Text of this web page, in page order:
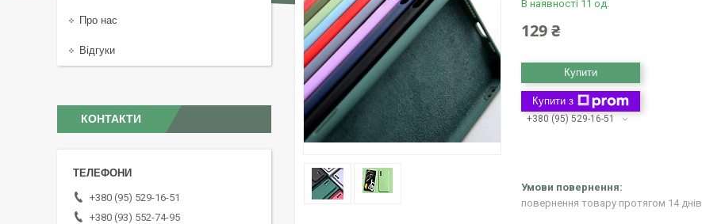
В наявності 11 од.
129 ₴
Купити
Купити з
+380 (95) 529-16-51
повернення товару протягом 14 днів
Про нас
Відгуки
КОНТАКТИ
+380 (95) 529-16-51
+380 (93) 552-74-95